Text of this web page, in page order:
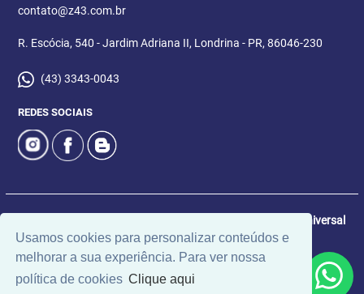
Usamos cookies para personalizar conteúdos e
melhorar a sua experiência. Para ver nossa
política de cookies Clique aqui
contato@z43.com.br
R. Escócia, 540 - Jardim Adriana II, Londrina - PR, 86046-230
(43) 3343-0043
REDES SOCIAIS
Universal
Software.